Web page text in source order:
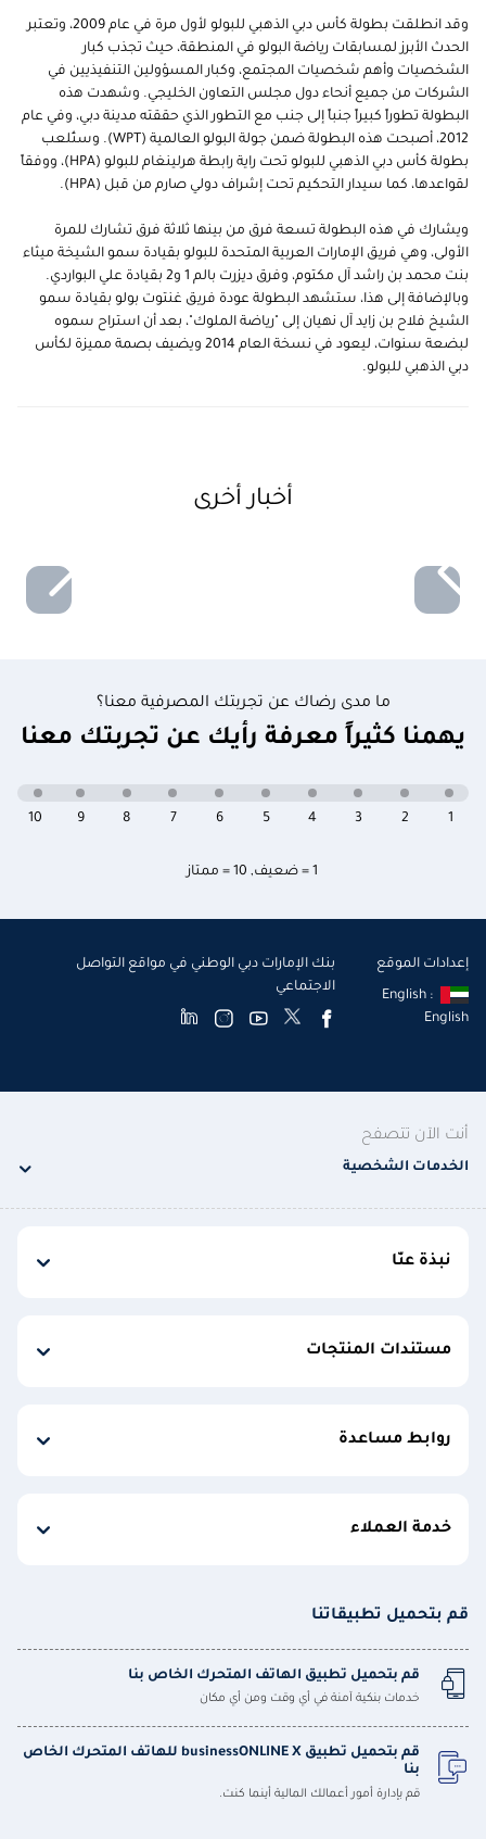
وقد انطلقت بطولة كأس دبي الذهبي للبولو لأول مرة في عام 2009، وتعتبر
الحدث الأبرز لمسابقات رياضة البولو في المنطقة، حيث تجذب كبار
الشخصيات وأهم شخصيات المجتمع، وكبار المسؤولين التنفيذيين في
الشركات من جميع أنحاء دول مجلس التعاون الخليجي. وشهدت هذه
البطولة تطوراً كبيراً جنباً إلى جنب مع التطور الذي حققته مدينة دبي، وفي عام
2012، أصبحت هذه البطولة ضمن جولة البولو العالمية (WPT). وستُلعب
بطولة كأس دبي الذهبي للبولو تحت راية رابطة هرلينغام للبولو (HPA)، ووفقاً
لقواعدها، كما سيدار التحكيم تحت إشراف دولي صارم من قبل (HPA).
ويشارك في هذه البطولة تسعة فرق من بينها ثلاثة فرق تشارك للمرة
الأولى، وهي فريق الإمارات العربية المتحدة للبولو بقيادة سمو الشيخة ميثاء
بنت محمد بن راشد آل مكتوم، وفرق ديزرت بالم 1 و2 بقيادة علي البواردي.
وبالإضافة إلى هذا، ستشهد البطولة عودة فريق غنتوت بولو بقيادة سمو
الشيخ فلاح بن زايد آل نهيان إلى "رياضة الملوك"، بعد أن استراح سموه
لبضعة سنوات، ليعود في نسخة العام 2014 ويضيف بصمة مميزة لكأس
دبي الذهبي للبولو.
أخبار أخرى
ما مدى رضاك عن تجربتك المصرفية معنا؟
يهمنا كثيراً معرفة رأيك عن تجربتك معنا
1 = ضعيف , 10 = ممتاز
10 9 8 7 6 5 4 3 2 1
إعدادات الموقع
English :
English
بنك الإمارات دبي الوطني في مواقع التواصل
الاجتماعي
أنت الآن تتصفح
الخدمات الشخصية
نبذة عنّا
مستندات المنتجات
روابط مساعدة
خدمة العملاء
قم بتحميل تطبيقاتنا
قم بتحميل تطبيق الهاتف المتحرك الخاص بنا
خدمات بنكية آمنة في أي وقت ومن أي مكان
قم بتحميل تطبيق businessONLINE X للهاتف المتحرك الخاص
بنا
قم بإدارة أمور أعمالك المالية أينما كنت.